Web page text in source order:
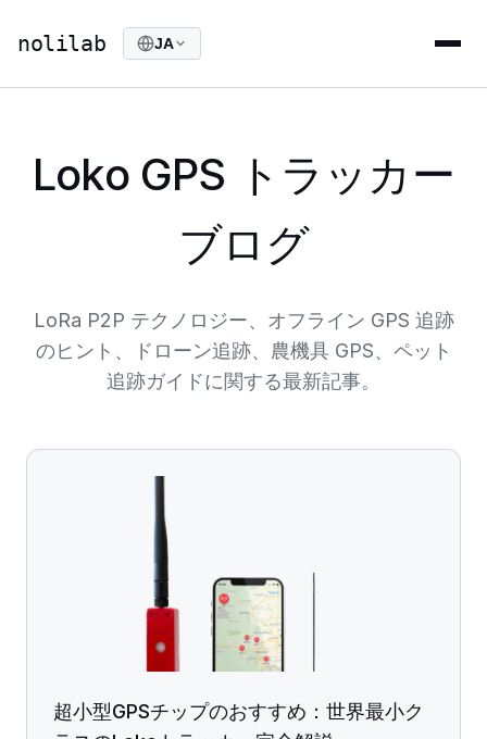
nolilab JA
Loko GPS トラッカー
ブログ
LoRa P2P テクノロジー、オフライン GPS 追跡
のヒント、ドローン追跡、農機具 GPS、ペット
追跡ガイドに関する最新記事。
超小型GPSチップのおすすめ：世界最小ク